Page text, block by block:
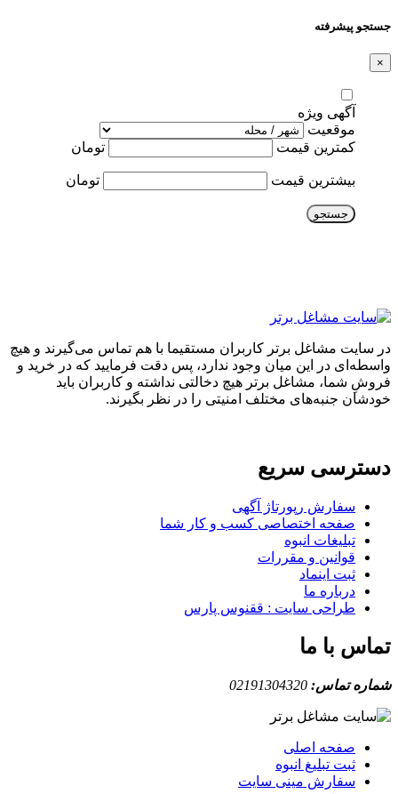
جستجو پیشرفته
×
آگهی ویژه
موقعیت
کمترین قیمت
تومان
بیشترین قیمت تومان
جستجو
در سایت مشاغل برتر کاربران مستقیما با هم تماس می‌گیرند و هیچ
واسطه‌ای در این میان وجود ندارد، پس دقت فرمایید که در خرید و
فروشِ شما، مشاغل برتر هیچ دخالتی نداشته و کاربران باید
خودشان جنبه‌های مختلف امنیتی را در نظر بگیرند.
دسترسی سریع
سفارش رپورتاژ آگهی
صفحه اختصاصی کسب و کار شما
تبلیغات انبوه
قوانین و مقررات
ثبت اینماد
درباره ما
طراحی سایت : ققنوس پارس
تماس با ما
شماره تماس: 02191304320
صفحه اصلی
ثبت تبلیغ انبوه
سفارش مینی سایت